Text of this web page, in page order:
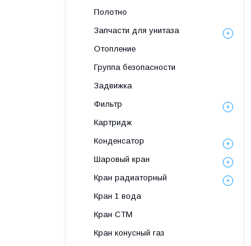
Полотно
Запчасти для унитаза
Отопление
Группа безопасности
Задвижка
Фильтр
Картридж
Конденсатор
Шаровый кран
Кран радиаторный
Кран 1 вода
Кран СТМ
Кран конусный газ